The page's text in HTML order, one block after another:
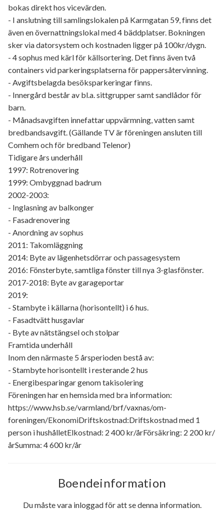
bokas direkt hos vicevärden.
- I anslutning till samlingslokalen på Karmgatan 59, finns det
även en övernattningslokal med 4 bäddplatser. Bokningen
sker via datorsystem och kostnaden ligger på 100kr/dygn.
- 4 sophus med kärl för källsortering. Det finns även två
containers vid parkeringsplatserna för pappersåtervinning.
- Avgiftsbelagda besöksparkeringar finns.
- Innergård består av bl.a. sittgrupper samt sandlådor för
barn.
- Månadsavgiften innefattar uppvärmning, vatten samt
bredbandsavgift. (Gällande TV är föreningen ansluten till
Comhem och för bredband Telenor)
Tidigare års underhåll
1997: Rotrenovering
1999: Ombyggnad badrum
2002-2003:
- Inglasning av balkonger
- Fasadrenovering
- Anordning av sophus
2011: Takomläggning
2014: Byte av lägenhetsdörrar och passagesystem
2016: Fönsterbyte, samtliga fönster till nya 3-glasfönster.
2017-2018: Byte av garageportar
2019:
- Stambyte i källarna (horisontellt) i 6 hus.
- Fasadtvätt husgavlar
- Byte av nätstängsel och stolpar
Framtida underhåll
Inom den närmaste 5 årsperioden bestå av:
- Stambyte horisontellt i resterande 2 hus
- Energibesparingar genom takisolering
Föreningen har en hemsida med bra information:
https://www.hsb.se/varmland/brf/vaxnas/om-
foreningen/EkonomiDriftskostnad:Driftskostnad med 1
person i hushålletElkostnad: 2 400 kr/årFörsäkring: 2 200 kr/
årSumma: 4 600 kr/år
Boendeinformation
Du måste vara inloggad för att se denna information.